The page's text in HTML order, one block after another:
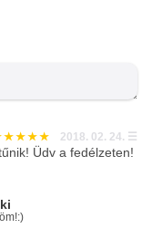
2018. 02. 24. ☰
Üdv a fedélzeten!